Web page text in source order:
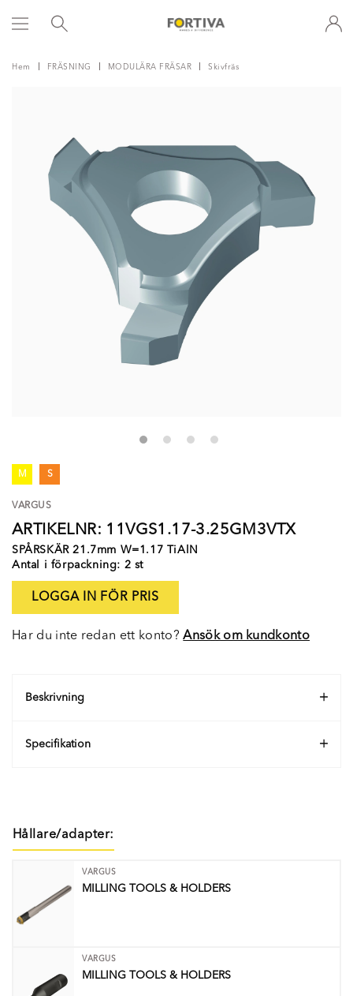
Hem FRÄSNING MODULÄRA FRÄSAR Skivfräs
M S
VARGUS
ARTIKELNR: 11VGS1.17-3.25GM3VTX
SPÅRSKÄR 21.7mm W=1.17 TiAlN
Antal i förpackning: 2 st
LOGGA IN FÖR PRIS
Har du inte redan ett konto?Ansök om kundkonto
Beskrivning
Specifikation
Hållare/adapter:
VARGUS
MILLING TOOLS & HOLDERS
VARGUS
MILLING TOOLS & HOLDERS